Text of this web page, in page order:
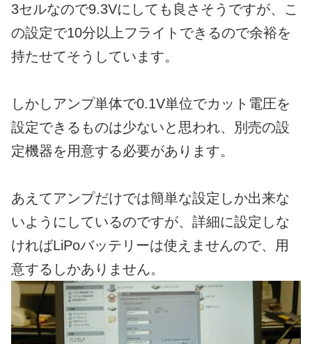
3セルなので9.3Vにしても良さそうですが、こ
の設定で10分以上フライトできるので余裕を
持たせてそうしています。
しかしアンプ単体で0.1V単位でカット電圧を
設定できるものは少ないと思われ、別売の設
定機器を用意する必要があります。
あえてアンプだけでは簡単な設定しか出来な
いようにしているのですが、詳細に設定しな
ければLiPoバッテリーは使えませんので、用
意するしかありません。